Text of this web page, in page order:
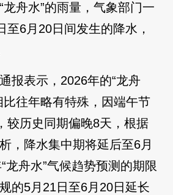
龙舟水”的雨量，气象部门一
至6月20日间发生的降水，
报表示，2026年的“龙舟
比往年略有特殊，因端午节
较历史同期偏晚8天，根据
，降水集中期将延后至6月
龙舟水”气候趋势预测的期限
的5月21日至6月20日延长